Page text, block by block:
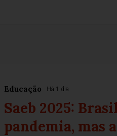
Educação Há 1 dia
Saeb 2025:
pandemia, mas